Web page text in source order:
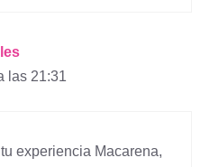
las 21:31
experiencia Macarena,